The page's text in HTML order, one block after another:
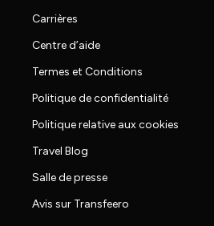
Carrières
Centre d’aide
Termes et Conditions
Politique de confidentialité
Politique relative aux cookies
Travel Blog
Salle de presse
Avis sur Transfeero